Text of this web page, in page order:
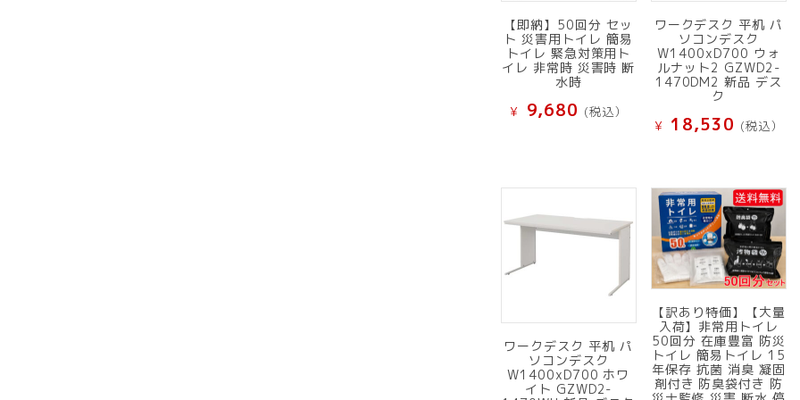
【即納】50回分 セッ
ト 災害用トイレ 簡易
トイレ 緊急対策用ト
イレ 非常時 災害時 断
水時
¥ 9,680 (税込）
ワークデスク 平机 パ
ソコンデスク
W1400xD700 ウォ
ルナット2 GZWD2-
1470DM2 新品 デス
ク
¥ 18,530 (税込）
ワークデスク 平机 パ
ソコンデスク
W1400xD700 ホワ
イト GZWD2-
【訳あり特価】【大量
入荷】非常用トイレ
50回分 在庫豊富 防災
トイレ 簡易トイレ 15
年保存 抗菌 消臭 凝固
剤付き 防臭袋付き 防